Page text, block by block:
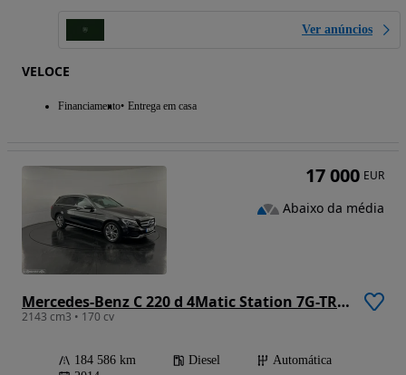
Ver anúncios
VELOCE
Financiamento Entrega em casa
Mercedes-Benz C 220 d 4Matic Station 7G-TRONIC Avantgarde
2143 cm3 • 170 cv
184 586 km Diesel
Automática
17 000 EUR
Abaixo da média